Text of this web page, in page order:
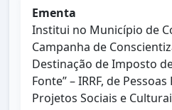
Ementa
Institui no Município de
Campanha de
Destinação de Imposto
Fonte” – IRRF, de
Projetos Sociais e